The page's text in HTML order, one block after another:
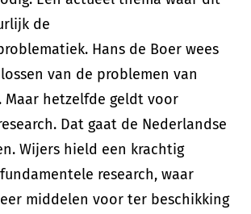
de
Hans de Boer wees
van de problemen van
hetzelfde geldt voor
Dat gaat de Nederlandse
Wijers hield een krachtig
research, waar
middelen voor ter beschikking